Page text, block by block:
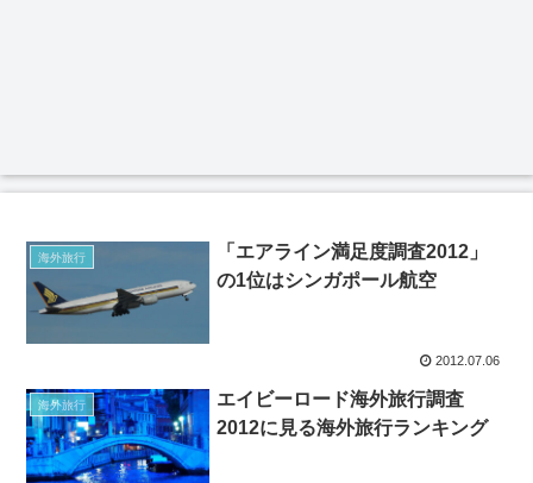
海外旅行
「エアライン満足度調査2012」
の1位はシンガポール航空
2012.07.06
海外旅行
エイビーロード海外旅行調査
2012に見る海外旅行ランキング